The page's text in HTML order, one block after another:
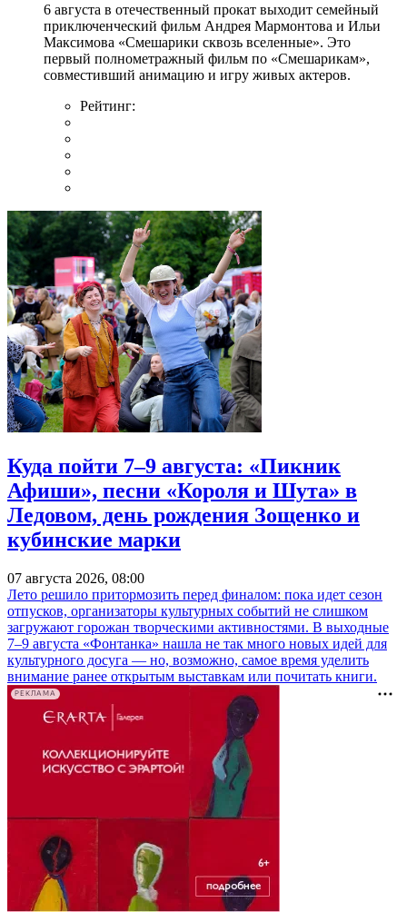
6 августа в отечественный прокат выходит семейный
приключенческий фильм Андрея Мармонтова и Ильи
Максимова «Смешарики сквозь вселенные». Это
первый полнометражный фильм по «Смешарикам»,
совместивший анимацию и игру живых актеров.
Рейтинг:
Куда пойти 7–9 августа: «Пикник
Афиши», песни «Короля и Шута» в
Ледовом, день рождения Зощенко и
кубинские марки
07 августа 2026, 08:00
Лето решило притормозить перед финалом: пока идет сезон
отпусков, организаторы культурных событий не слишком
загружают горожан творческими активностями. В выходные
7–9 августа «Фонтанка» нашла не так много новых идей для
культурного досуга — но, возможно, самое время уделить
внимание ранее открытым выставкам или почитать книги.
РЕКЛАМА